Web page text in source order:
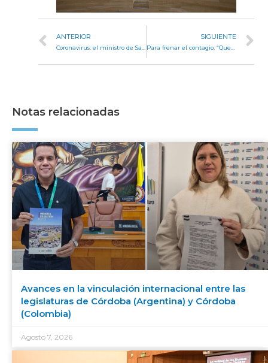
ANTERIOR SIGUIENTE
Notas relacionadas
Avances en la vinculación internacional entre las
legislaturas de Córdoba (Argentina) y Córdoba
(Colombia)
Agosto 7, 2026